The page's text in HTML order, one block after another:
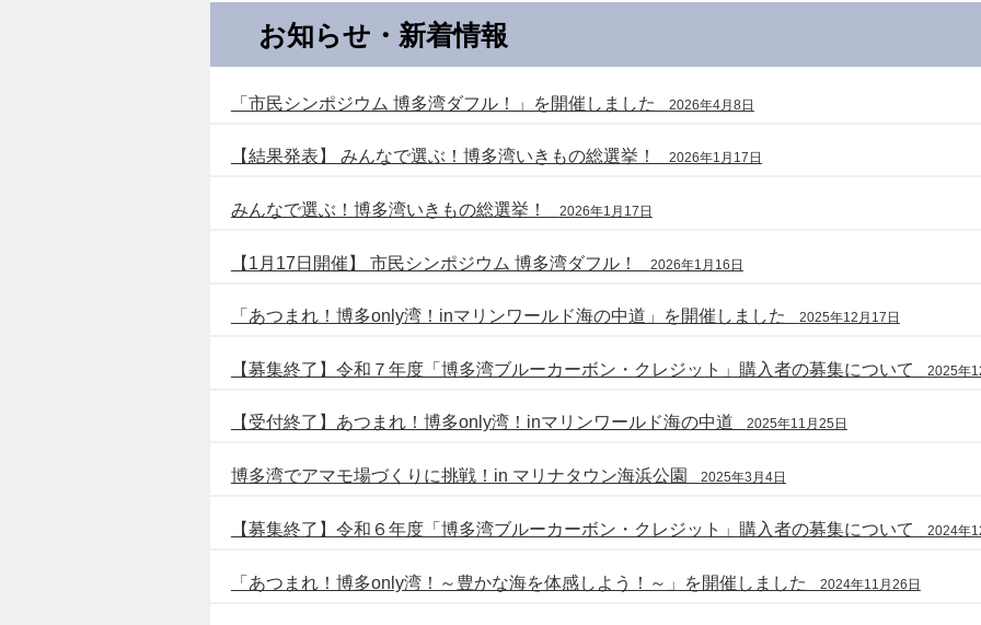
お知らせ・新着情報
「市民シンポジウム 博多湾ダフル！」を開催しました 2026年4月8日
【結果発表】 みんなで選ぶ！博多湾いきもの総選挙！ 2026年1月17日
みんなで選ぶ！博多湾いきもの総選挙！ 2026年1月17日
【1月17日開催】 市民シンポジウム 博多湾ダフル！ 2026年1月16日
「あつまれ！博多only湾！inマリンワールド海の中道」を開催しました 2025年12月17日
【募集終了】令和７年度「博多湾ブルーカーボン・クレジット」購入者の募集について 2025年
【受付終了】あつまれ！博多only湾！inマリンワールド海の中道 2025年11月25日
博多湾でアマモ場づくりに挑戦！in マリナタウン海浜公園 2025年3月4日
【募集終了】令和６年度「博多湾ブルーカーボン・クレジット」購入者の募集について 2024年
「あつまれ！博多only湾！～豊かな海を体感しよう！～」を開催しました 2024年11月26日